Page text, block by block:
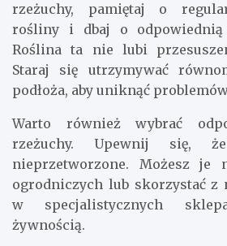
rzeżuchy, pamiętaj o
rośliny i dbaj o odpowiednią
Roślina ta nie lubi
Staraj się utrzymywać
podłoża, aby uniknąć
Warto również wybrać
rzeżuchy. Upewnij się,
nieprzetworzone. Możesz je
ogrodniczych lub skorzystać z
w specjalistycznych
żywnością.